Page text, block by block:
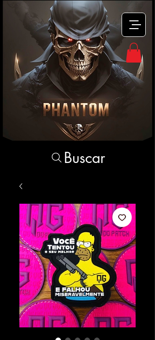
Buscar